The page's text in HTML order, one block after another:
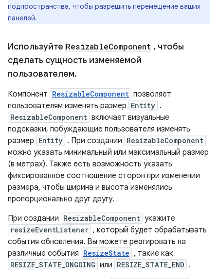
подпространства, чтобы разрешить перемещение ваших
панелей.
Используйте ResizableComponent , чтобы
сделать сущность изменяемой
пользователем.
Компонент ResizableComponent позволяет
пользователям изменять размер Entity .
ResizableComponent включает визуальные
подсказки, побуждающие пользователя изменять
размер Entity . При создании ResizableComponent
можно указать минимальный или максимальный размер
(в метрах). Также есть возможность указать
фиксированное соотношение сторон при изменении
размера, чтобы ширина и высота изменялись
пропорционально друг другу.
При создании ResizableComponent укажите
resizeEventListener , который будет обрабатывать
события обновления. Вы можете реагировать на
различные события ResizeState , такие как
RESIZE_STATE_ONGOING или RESIZE_STATE_END .